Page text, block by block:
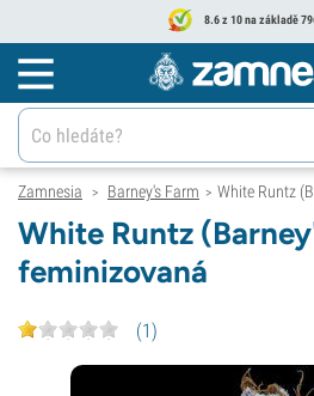
8.6 z 10 na základě
Zamnesia > Barney's Farm > White Runtz
White Runtz
feminizovaná
(1)